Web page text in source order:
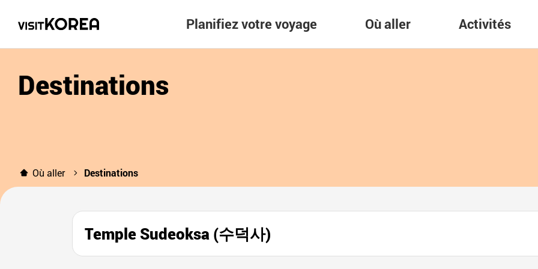
Planifiez votre voyage Où aller Activités
Destinations
Où aller Destinations
Temple Sudeoksa (수덕사)